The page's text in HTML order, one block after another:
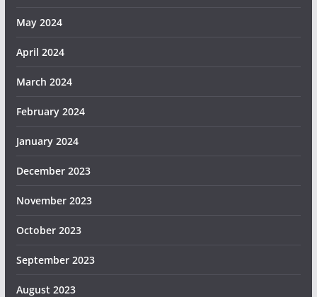
May 2024
April 2024
March 2024
February 2024
January 2024
December 2023
November 2023
October 2023
September 2023
August 2023